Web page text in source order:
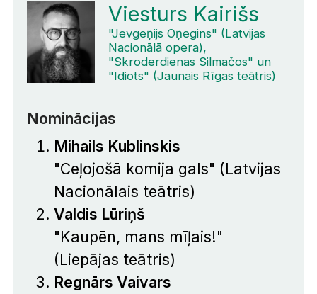
Viesturs Kairišs
"Jevgeņijs Oņegins" (Latvijas
Nacionālā opera),
"Skroderdienas Silmačos" un
"Idiots" (Jaunais Rīgas teātris)
Nominācijas
Mihails Kublinskis
"Ceļojošā komija gals" (Latvijas
Nacionālais teātris)
Valdis Lūriņš
"Kaupēn, mans mīļais!"
(Liepājas teātris)
Regnārs Vaivars